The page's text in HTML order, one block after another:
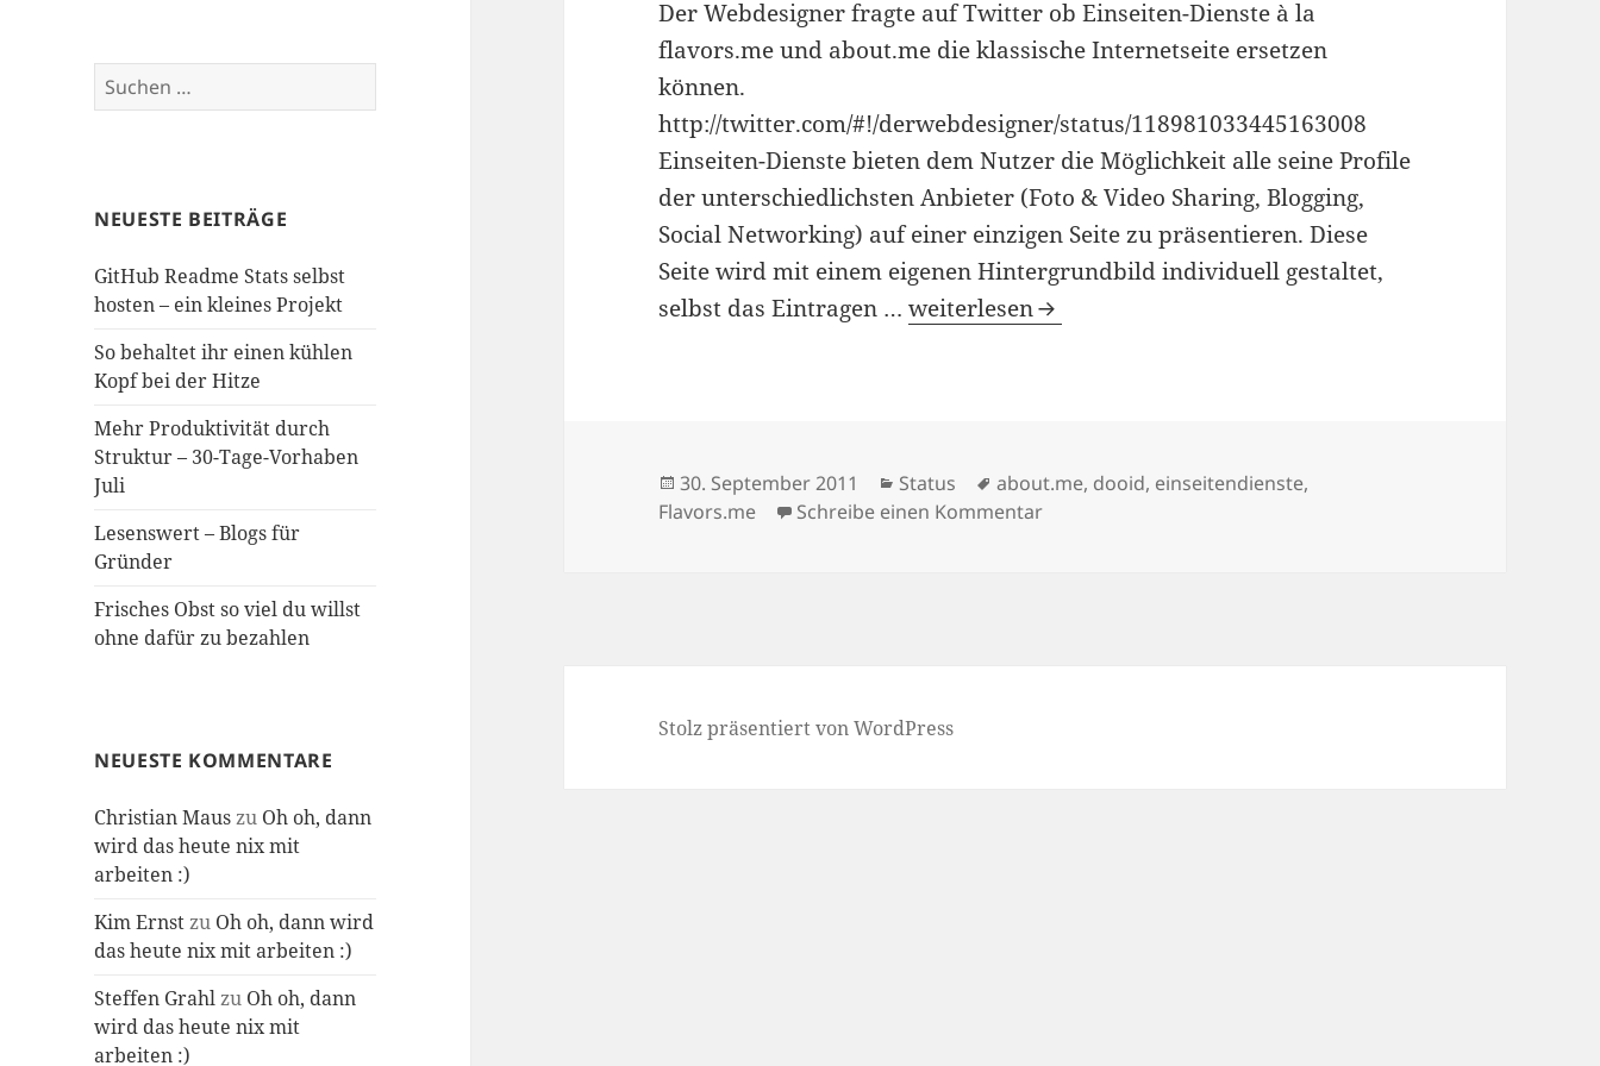
Suchen
nach:
NEUESTE BEITRÄGE
GitHub Readme Stats selbst
hosten – ein kleines Projekt
So behaltet ihr einen kühlen
Kopf bei der Hitze
Mehr Produktivität durch
Struktur – 30-Tage-Vorhaben
Juli
Lesenswert – Blogs für
Gründer
Frisches Obst so viel du willst
ohne dafür zu bezahlen
NEUESTE KOMMENTARE
Christian Mauszu Oh oh, dann
wird das heute nix mit
arbeiten :)
Kim Ernstzu Oh oh, dann wird
das heute nix mit arbeiten :)
Steffen Grahlzu Oh oh, dann
wird das heute nix mit
arbeiten :)
Der Webdesigner fragte auf Twitter ob Einseiten-Dienste à la
flavors.me und about.me die klassische Internetseite ersetzen
können.
http://twitter.com/#!/derwebdesigner/status/118981033445163008
Einseiten-Dienste bieten dem Nutzer die Möglichkeit alle seine Profile
der unterschiedlichsten Anbieter (Foto & Video Sharing, Blogging,
Social Networking) auf einer einzigen Seite zu präsentieren. Diese
Seite wird mit einem eigenen Hintergrundbild individuell gestaltet,
selbst das Eintragen …Einseiten-Dienste
weiterlesen
Veröffentlicht
am
30. September 2011 Kategorien
Status Schlagwörter
about.me, dooid, einseitendienste,
Flavors.me
Schreibe einen Kommentarzu Einseiten-Dienste
Stolz präsentiert von WordPress